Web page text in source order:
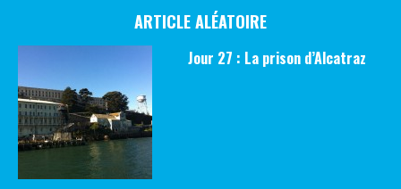
ARTICLE ALÉATOIRE
Jour 27 : La prison d’Alcatraz